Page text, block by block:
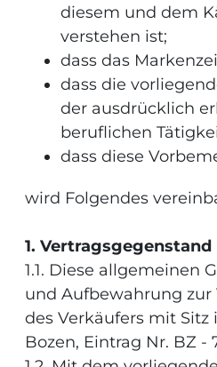
diesem und dem
verstehen ist;
dass das
dass die
der ausdrücklich
beruflichen
dass diese
wird Folgendes
1. Vertragsgegenstand
1.1. Diese allgemeinen
und Aufbewahrung
des Verkäufers mit Sitz
Bozen, Eintrag Nr. BZ -